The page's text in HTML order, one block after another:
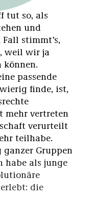
tut so, als
und
stimmt’s,
weil wir ja
passende
finde, ist,
mehr vertreten
verurteilt
teilhabe.
ganzer Gruppen
habe als junge
die